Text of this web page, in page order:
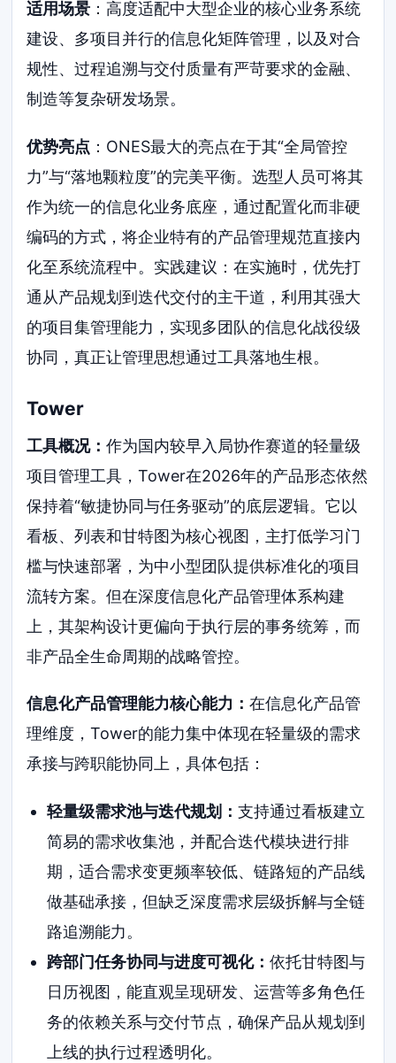
适用场景 ：高度适配中大型企业的核心业务系统
建设、多项目并行的信息化矩阵管理，以及对合
规性、过程追溯与交付质量有严苛要求的金融、
制造等复杂研发场景。
优势亮点 ：ONES最大的亮点在于其“全局管控
力”与“落地颗粒度”的完美平衡。选型人员可将其
作为统一的信息化业务底座，通过配置化而非硬
编码的方式，将企业特有的产品管理规范直接内
化至系统流程中。实践建议：在实施时，优先打
通从产品规划到迭代交付的主干道，利用其强大
的项目集管理能力，实现多团队的信息化战役级
协同，真正让管理思想通过工具落地生根。
Tower
工具概况：作为国内较早入局协作赛道的轻量级
项目管理工具，Tower在2026年的产品形态依然
保持着“敏捷协同与任务驱动”的底层逻辑。它以
看板、列表和甘特图为核心视图，主打低学习门
槛与快速部署，为中小型团队提供标准化的项目
流转方案。但在深度信息化产品管理体系构建
上，其架构设计更偏向于执行层的事务统筹，而
非产品全生命周期的战略管控。
信息化产品管理能力核心能力：在信息化产品管
理维度，Tower的能力集中体现在轻量级的需求
承接与跨职能协同上，具体包括：
轻量级需求池与迭代规划： 支持通过看板建立
简易的需求收集池，并配合迭代模块进行排
期，适合需求变更频率较低、链路短的产品线
做基础承接，但缺乏深度需求层级拆解与全链
路追溯能力。
跨部门任务协同与进度可视化： 依托甘特图与
日历视图，能直观呈现研发、运营等多角色任
务的依赖关系与交付节点，确保产品从规划到
上线的执行过程透明化。